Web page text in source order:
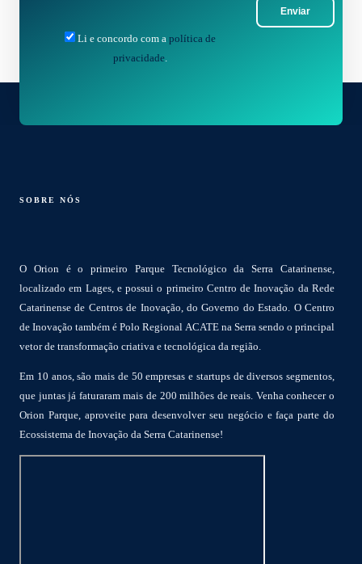
Enviar
Li e concordo com a política de
privacidade.
SOBRE NÓS
O Orion é o primeiro Parque Tecnológico da Serra Catarinense,
localizado em Lages, e possui o primeiro Centro de Inovação da Rede
Catarinense de Centros de Inovação, do Governo do Estado. O Centro
de Inovação também é Polo Regional ACATE na Serra sendo o principal
vetor de transformação criativa e tecnológica da região.
Em 10 anos, são mais de 50 empresas e startups de diversos segmentos,
que juntas já faturaram mais de 200 milhões de reais. Venha conhecer o
Orion Parque, aproveite para desenvolver seu negócio e faça parte do
Ecossistema de Inovação da Serra Catarinense!